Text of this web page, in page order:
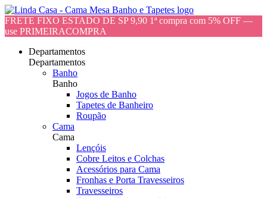
FRETE FIXO ESTADO DE SP 9,90 1ª compra com 5% OFF —
use PRIMEIRACOMPRA
Departamentos
Departamentos
Banho
Banho
Jogos de Banho
Tapetes de Banheiro
Roupão
Cama
Cama
Lençóis
Cobre Leitos e Colchas
Acessórios para Cama
Fronhas e Porta Travesseiros
Travesseiros